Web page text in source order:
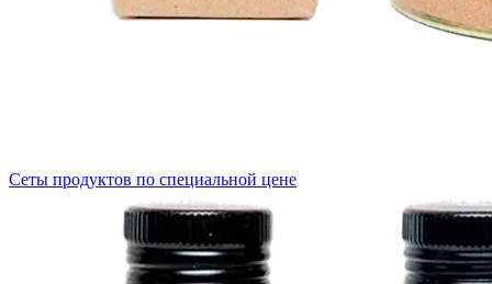
Сеты продуктов по специальной цене